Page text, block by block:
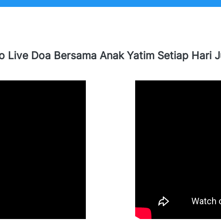
Live Doa Bersama Anak Yatim Setiap Hari